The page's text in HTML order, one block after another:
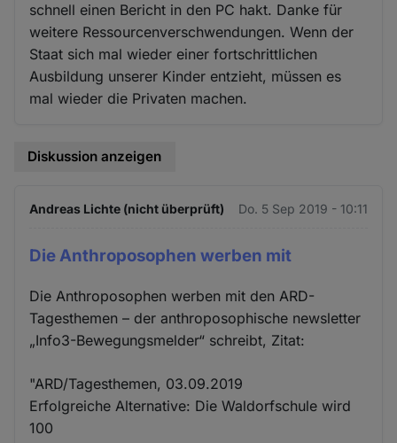
schnell einen Bericht in den PC hakt. Danke für
weitere Ressourcenverschwendungen. Wenn der
Staat sich mal wieder einer fortschrittlichen
Ausbildung unserer Kinder entzieht, müssen es
mal wieder die Privaten machen.
Diskussion anzeigen
Andreas Lichte (nicht überprüft) Do. 5 Sep 2019 - 10:11
Die Anthroposophen werben mit
Die Anthroposophen werben mit den ARD-
Tagesthemen – der anthroposophische newsletter
„Info3-Bewegungsmelder“ schreibt, Zitat:
"ARD/Tagesthemen, 03.09.2019
Erfolgreiche Alternative: Die Waldorfschule wird
100